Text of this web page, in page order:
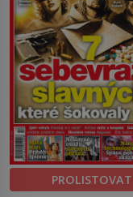
PROLISTOVAT